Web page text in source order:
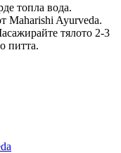
топла вода.
Maharishi Ayurveda.
тялото 2-3
питта.